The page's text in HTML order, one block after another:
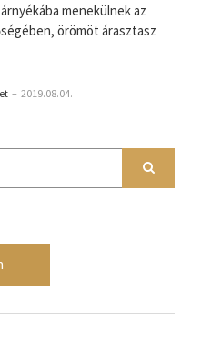
menekülnek az
örömöt árasztasz
– 2019.08.04.